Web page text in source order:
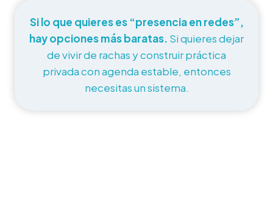
Si lo que quieres es “presencia en redes”,
hay opciones más baratas. Si quieres dejar
de vivir de rachas y construir práctica
privada con agenda estable, entonces
necesitas un sistema.